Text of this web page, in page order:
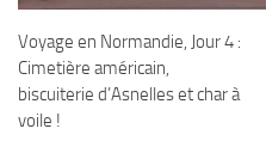
Voyage en Normandie, Jour 4 :
Cimetière américain,
biscuiterie d’Asnelles et char à
voile !